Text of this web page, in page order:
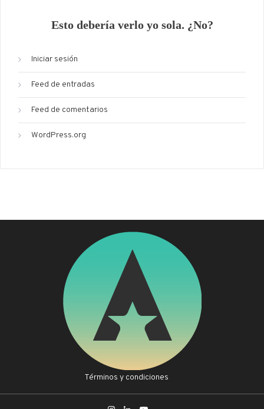
Esto debería verlo yo sola. ¿No?
Iniciar sesión
Feed de entradas
Feed de comentarios
WordPress.org
Términos y condiciones